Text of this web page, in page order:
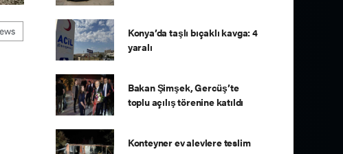
Konya’da taşlı bıçaklı kavga: 4
yaralı
Bakan Şimşek, Gercüş’te
toplu açılış törenine katıldı
Konteyner ev alevlere teslim